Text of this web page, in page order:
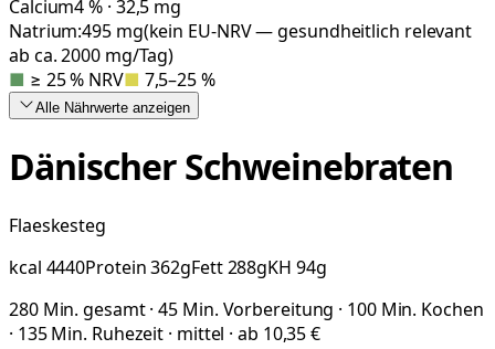
Calcium4 % · 32,5 mg
Natrium:495mg(kein EU-NRV — gesundheitlich relevant
ab ca. 2000 mg/Tag)
■ ≥ 25 % NRV■ 7,5–25 %
Alle Nährwerte anzeigen
Dänischer Schweinebraten
Flaeskesteg
kcal 4440Protein362gFett288gKH 94g
280 Min. gesamt · 45 Min. Vorbereitung · 100 Min. Kochen
· 135 Min. Ruhezeit · mittel · ab 10,35 €